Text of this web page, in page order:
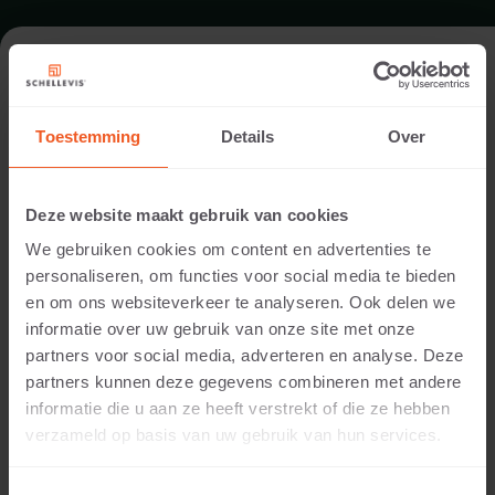
Toestemming Details Over
Deze website maakt gebruik van cookies
We gebruiken cookies om content en advertenties te
personaliseren, om functies voor social media te bieden
en om ons websiteverkeer te analyseren. Ook delen we
informatie over uw gebruik van onze site met onze
partners voor social media, adverteren en analyse. Deze
partners kunnen deze gegevens combineren met andere
informatie die u aan ze heeft verstrekt of die ze hebben
verzameld op basis van uw gebruik van hun services.
TUIN IN ARNHEM
Uitvoering:
Locatie:
Arnhem
Toepassing:
Tuin
Fotografie:
Cees Rijnen
Producten:
Grootformaat tegel 100x100x5 Taupe